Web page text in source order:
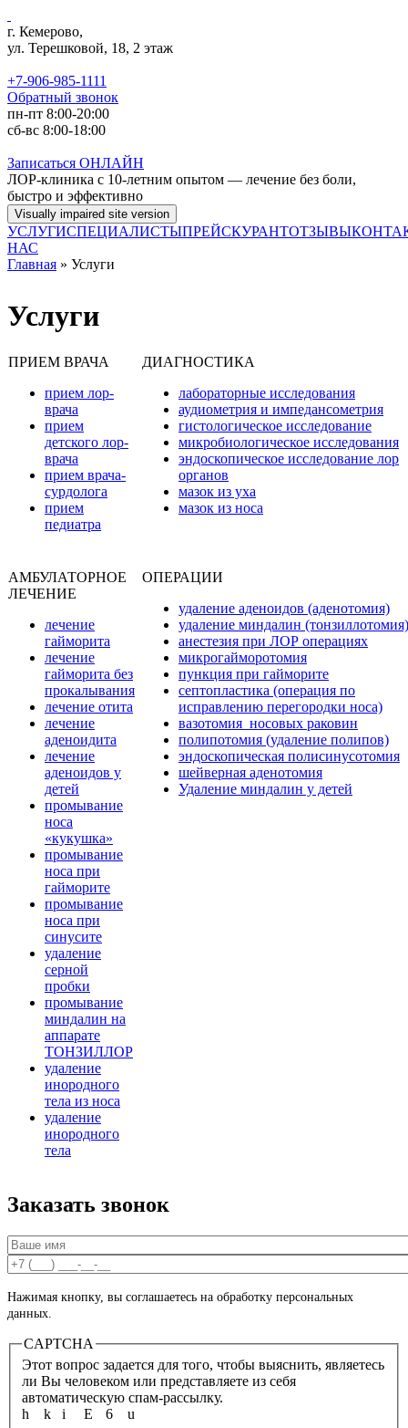
г. Кемерово,
ул. Терешковой, 18, 2 этаж
+7-906-985-1111
Обратный звонок
пн-пт 8:00-20:00
сб-вс 8:00-18:00
Записаться ОНЛАЙН
ЛОР-клиника с 10-летним опытом — лечение без боли,
быстро и эффективно
УСЛУГИСПЕЦИАЛИСТЫПРЕЙСКУРАНТОТЗЫВЫ
НАС
Главная » Услуги
Услуги
ПРИЕМ ВРАЧА
прием лор-
врача
прием
детского лор-
врача
прием врача-
сурдолога
прием
педиатра
лабораторные исследования
аудиометрия и импедансометрия
гистологическое исследование
микробиологическое исследования
эндоскопическое исследование лор
органов
мазок из уха
мазок из носа
АМБУЛАТОРНОЕ
ЛЕЧЕНИЕ
лечение
гайморита
лечение
гайморита без
прокалывания
лечение отита
лечение
аденоидита
лечение
аденоидов у
детей
промывание
носа
«кукушка»
промывание
носа при
гайморите
промывание
носа при
синусите
удаление
серной
пробки
промывание
миндалин на
аппарате
ТОНЗИЛЛОР
удаление
инородного
тела из носа
удаление
инородного
тела
ОПЕРАЦИИ
удаление аденоидов (аденотомия)
удаление миндалин (тонзиллотомия)
анестезия при ЛОР операциях
микрогайморотомия
пункция при гайморите
септопластика (операция по
исправлению перегородки носа)
вазотомия носовых раковин
полипотомия (удаление полипов)
эндоскопическая полисинусотомия
шейверная аденотомия
Удаление миндалин у детей
Заказать звонок
Ваше имя
Ваш номер телефона
Нажимая кнопку, вы соглашаетесь на обработку персональных
данных.
CAPTCHA
Этот вопрос задается для того, чтобы выяснить, являетесь
ли Вы человеком или представляете из себя
автоматическую спам-рассылку.
k
i u
6
E
h